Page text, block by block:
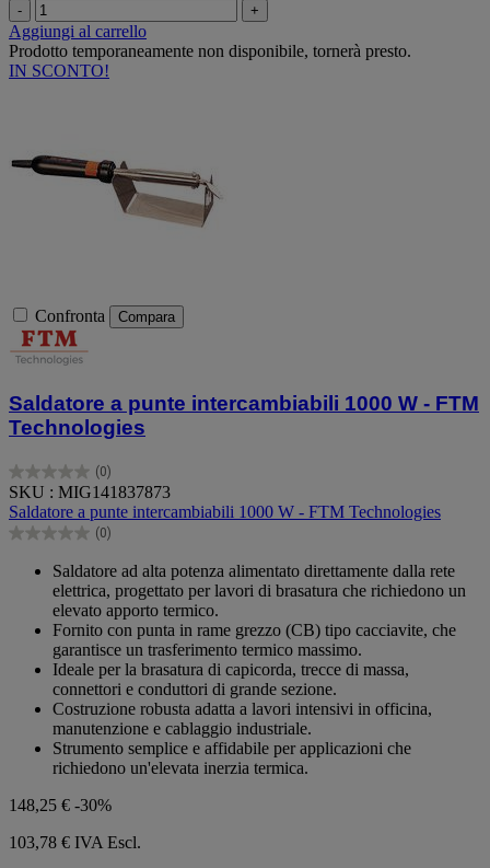
- +
Aggiungi al carrello
Prodotto temporaneamente non disponibile, tornerà presto.
IN SCONTO!
Confronta Compara
Saldatore a punte intercambiabili 1000 W - FTM
Technologies
(0)
0.0
su
5
stelle.
SKU : MIG141837873
Saldatore a punte intercambiabili 1000 W - FTM Technologies
(0)
0.0
Saldatore ad alta potenza alimentato direttamente dalla rete
elettrica, progettato per lavori di brasatura che richiedono un
elevato apporto termico.
Fornito con punta in rame grezzo (CB) tipo cacciavite, che
garantisce un trasferimento termico massimo.
Ideale per la brasatura di capicorda, trecce di massa,
connettori e conduttori di grande sezione.
Costruzione robusta adatta a lavori intensivi in officina,
manutenzione e cablaggio industriale.
Strumento semplice e affidabile per applicazioni che
richiedono un'elevata inerzia termica.
148,25 € -30%
103,78 € IVA Escl.